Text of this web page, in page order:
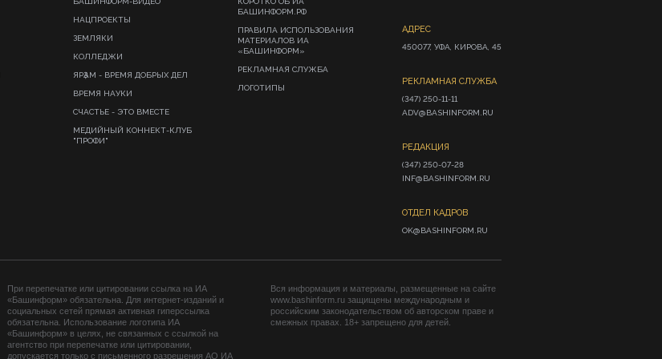
НАЦПРОЕКТЫ
ЗЕМЛЯКИ
КОЛЛЕДЖИ
ЯРҘАМ - ВРЕМЯ ДОБРЫХ ДЕЛ
ВРЕМЯ НАУКИ
СЧАСТЬЕ - ЭТО ВМЕСТЕ
МЕДИЙНЫЙ КОННЕКТ-КЛУБ
"ПРОФИ"
БАШИНФОРМ.РФ
ПРАВИЛА ИСПОЛЬЗОВАНИЯ
МАТЕРИАЛОВ ИА
«БАШИНФОРМ»
РЕКЛАМНАЯ СЛУЖБА
ЛОГОТИПЫ
АДРЕС
450077, УФА, КИРОВА, 45
РЕКЛАМНАЯ СЛУЖБА
(347) 250-11-11
ADV@BASHINFORM.RU
РЕДАКЦИЯ
(347) 250-07-28
INF@BASHINFORM.RU
ОТДЕЛ КАДРОВ
OK@BASHINFORM.RU
При перепечатке или цитировании ссылка на ИА
«Башинформ» обязательна. Для интернет-изданий и
социальных сетей прямая активная гиперссылка
обязательна. Использование логотипа ИА
«Башинформ» в целях, не связанных с ссылкой на
агентство при перепечатке или цитировании,
допускается только с письменного разрешения АО ИА
Вся информация и материалы, размещенные на сайте
www.bashinform.ru защищены международным и
российским законодательством об авторском праве и
смежных правах. 18+ запрещено для детей.